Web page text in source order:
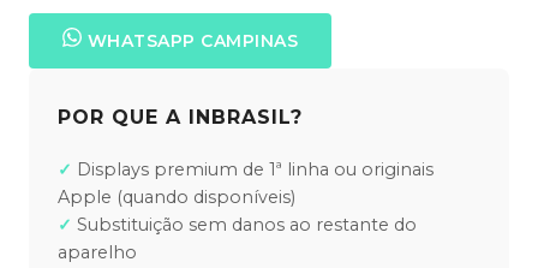
WHATSAPP CAMPINAS
POR QUE A INBRASIL?
Displays premium de 1ª linha ou originais
Apple (quando disponíveis)
Substituição sem danos ao restante do
aparelho